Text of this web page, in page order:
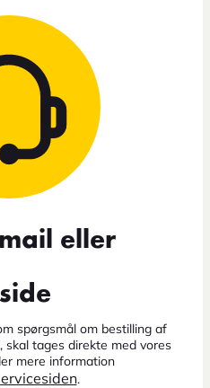
eller
spørgsmål om bestilling af
skal tages direkte med vores
mere information
.